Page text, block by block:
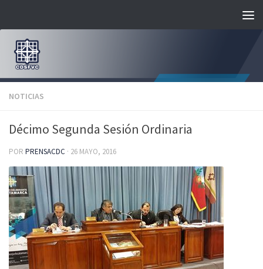
NOTICIAS
Décimo Segunda Sesión Ordinaria
POR PRENSACDC · 26 MAYO, 2016